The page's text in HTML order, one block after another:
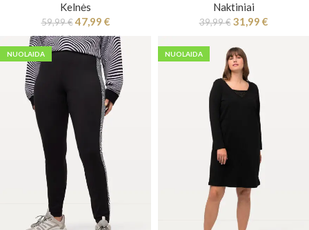
Kelnės
59,99€47,99 €
Naktiniai
39,99€ 31,99 €
NUOLAIDA NUOLAIDA